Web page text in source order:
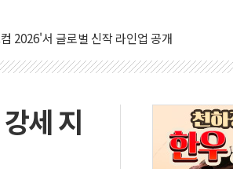
스타일링 페어'…리빙 최대 50% 할인
린이집·유치원 비상! 수족구병이 다시 유행
'자폭 드론' 첫 실사격…미 해병대, 한반도 지형
PD 15곳, 관행 아닌 담합…76조2000억 입찰
자료 중국 계열사에 넘긴 세라젬…공정위 과징
세 지